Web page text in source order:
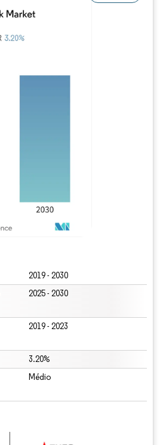
2019 - 2030
2025 - 2030
2019 - 2023
3.20%
Médio